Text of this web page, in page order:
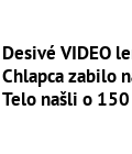
Desivé VIDEO
Chlapca zabilo
Telo našli o